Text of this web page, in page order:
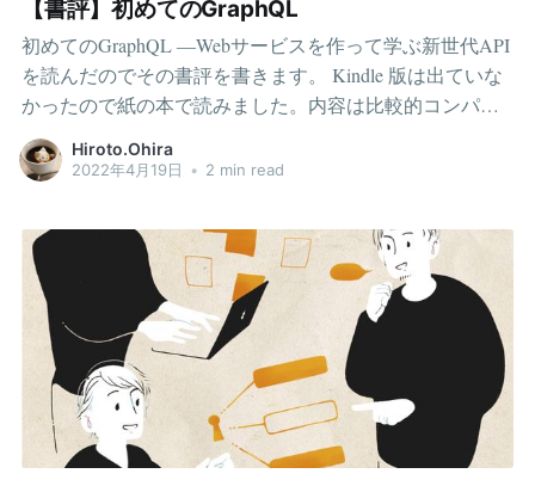
海外に住んでみたいという想いがあります。理由は3つく
らいあります。 1つ目は価値観を広げたいからです。人生
は長く、いつか死んでしまいます。自分は死には恐怖か
らあまり向き合えていないですが、人生には真剣に向き
合いたいと考えています。人生は、色んな価値観を持っ
ていたほうが楽しめそうですし、より良い人生が送れそ
に向き合いたい、少なくとも現状のまま終わっていく気
は自分の中にはない、という想いが強いです。 2つ目は単
純に海外に行ったことがないので行ってみたいです。興
味です。厳密には幼少のころに家族旅行でハワイに行っ
たことがありますが、遥か遠くの出来事すぎてSPでテリ
ーのワンダーランドをしていたことしか覚えていませ
ん。仮に覚えていたとしても、大人になってからの海外
ではまた感じることも異なるでしょう。 3つ目は英語で
す。英語の読み書きができれば、人生の幅は一気に広が
【書評】初めてのGraphQL
初めてのGraphQL ―Webサービスを作って学ぶ新世代API
を読んだのでその書評を書きます。 Kindle 版は出ていな
かったので紙の本で読みました。内容は比較的コンパク
トで概要 ~ 実装まで書いてあります。スキーマ定義周り
が少し重めですが、全体的にライトに読める本となって
元となるグラフ理論が紹介されます。この章は飛ばして
も問題有りません。 グラフ理論はGraphQLの思想につい
て軽微に参考になる程度で、書き方には全く影響しませ
ん。数学チックな内容の章になるため、どのような理論
か興味有る方のみが読めばよいでしょう。 ただ1点、この
章を飛ばすのであれば「エッジ」について抑えておく必
要があります。この単語だけはこの章で紹介され、後の
章でも登場するためです。後の章で出てくるエッジは、
「オブジェクトの関係」と考えて問題有りません。グラ
Hiroto.Ohira
2022年4月19日 • 2 min read